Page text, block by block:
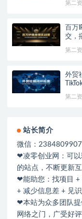
第二
百万
交，
第二
外贸
第二
站长简介
微信：2384809907
❤凌零创业网：可以
的站点，不断更新
❤能助您：找项目 +
+ 减少信息差 + 见
❤本站为众多团队提
网络之门，广受好评